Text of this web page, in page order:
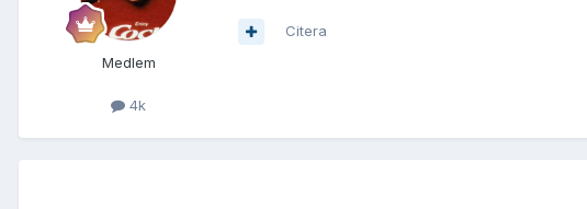
Medlem
4k
Citera